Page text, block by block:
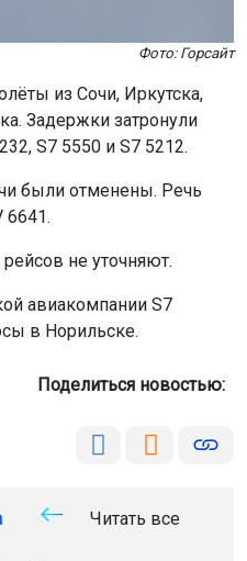
Фото: Горсайт
из Сочи, Иркутска,
Задержки затронули
S7 5550 и S7 5212.
были отменены. Речь
6641.
не уточняют.
авиакомпании S7
в Норильске.
Поделиться новостью:
Читать все